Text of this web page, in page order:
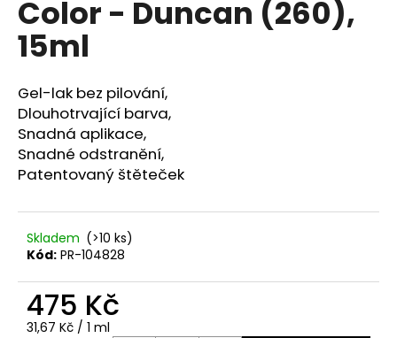
Color - Duncan (260),
15ml
Gel-lak bez pilování,
Dlouhotrvající barva,
Snadná aplikace,
Snadné odstranění,
Patentovaný štěteček
Skladem (>10 ks)
Kód: PR-104828
475 Kč
Měrná
31,67 Kč / 1 ml
a
j
t
?
D
o
p